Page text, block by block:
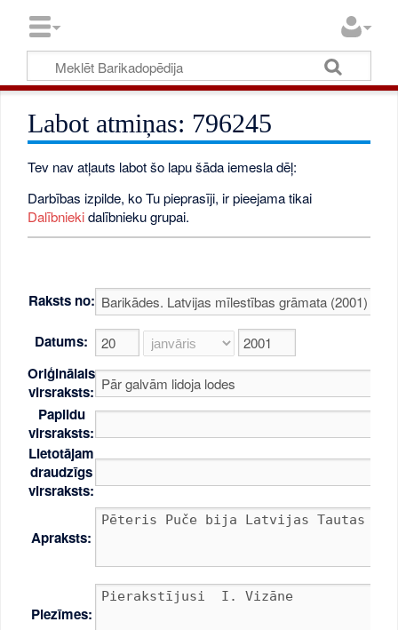
Labot atmiņas: 796245
Tev nav atļauts labot šo lapu šāda iemesla dēļ:
Darbības izpilde, ko Tu pieprasīji, ir pieejama tikai
Dalībniekidalībnieku grupai.
Raksts no:
Datums:
Oriģinālais
virsraksts:
Papildu
virsraksts:
Lietotājam
draudzīgs
virsraksts:
Apraksts:
Piezīmes: